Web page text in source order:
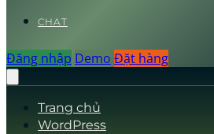
CHAT
Đăng nhập Demo Đặt hàng
Trang chủ
WordPress